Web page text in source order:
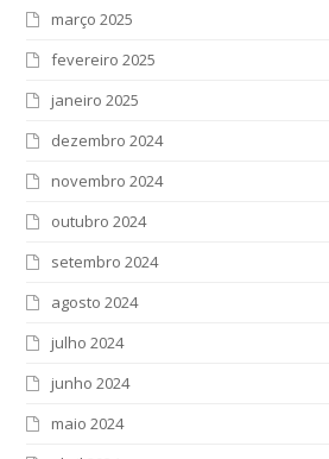
março 2025
fevereiro 2025
janeiro 2025
dezembro 2024
novembro 2024
outubro 2024
setembro 2024
agosto 2024
julho 2024
junho 2024
maio 2024